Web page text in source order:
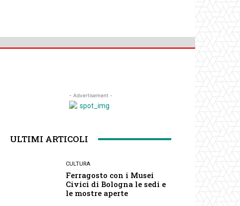
- Advertisement -
ULTIMI ARTICOLI
CULTURA
Ferragosto con i Musei
Civici di Bologna le sedi e
le mostre aperte